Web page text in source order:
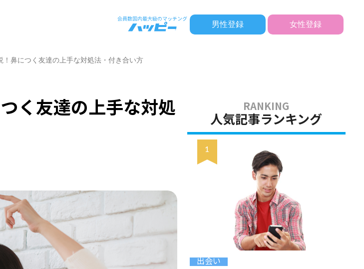
男性登録 女性登録
！鼻につく友達の上手な対処法・付き合い方
く友達の上手な対処
人気記事ランキング
出会い